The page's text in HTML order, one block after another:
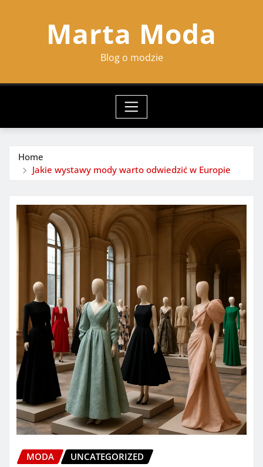
Marta Moda
Blog o modzie
Home
Jakie wystawy mody warto odwiedzić w Europie
MODA UNCATEGORIZED